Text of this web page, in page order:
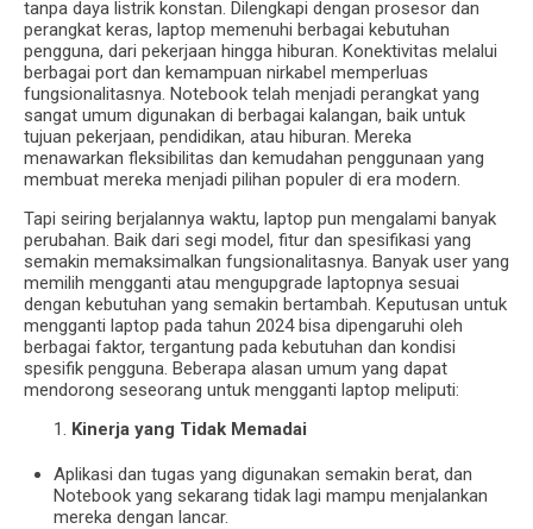
tanpa daya listrik konstan. Dilengkapi dengan prosesor dan
perangkat keras, laptop memenuhi berbagai kebutuhan
pengguna, dari pekerjaan hingga hiburan. Konektivitas melalui
berbagai port dan kemampuan nirkabel memperluas
fungsionalitasnya. Notebook telah menjadi perangkat yang
sangat umum digunakan di berbagai kalangan, baik untuk
tujuan pekerjaan, pendidikan, atau hiburan. Mereka
menawarkan fleksibilitas dan kemudahan penggunaan yang
membuat mereka menjadi pilihan populer di era modern.
Tapi seiring berjalannya waktu, laptop pun mengalami banyak
perubahan. Baik dari segi model, fitur dan spesifikasi yang
semakin memaksimalkan fungsionalitasnya. Banyak user yang
memilih mengganti atau mengupgrade laptopnya sesuai
dengan kebutuhan yang semakin bertambah. Keputusan untuk
mengganti laptop pada tahun 2024 bisa dipengaruhi oleh
berbagai faktor, tergantung pada kebutuhan dan kondisi
spesifik pengguna. Beberapa alasan umum yang dapat
mendorong seseorang untuk mengganti laptop meliputi:
Kinerja yang Tidak Memadai
Aplikasi dan tugas yang digunakan semakin berat, dan
Notebook yang sekarang tidak lagi mampu menjalankan
mereka dengan lancar.